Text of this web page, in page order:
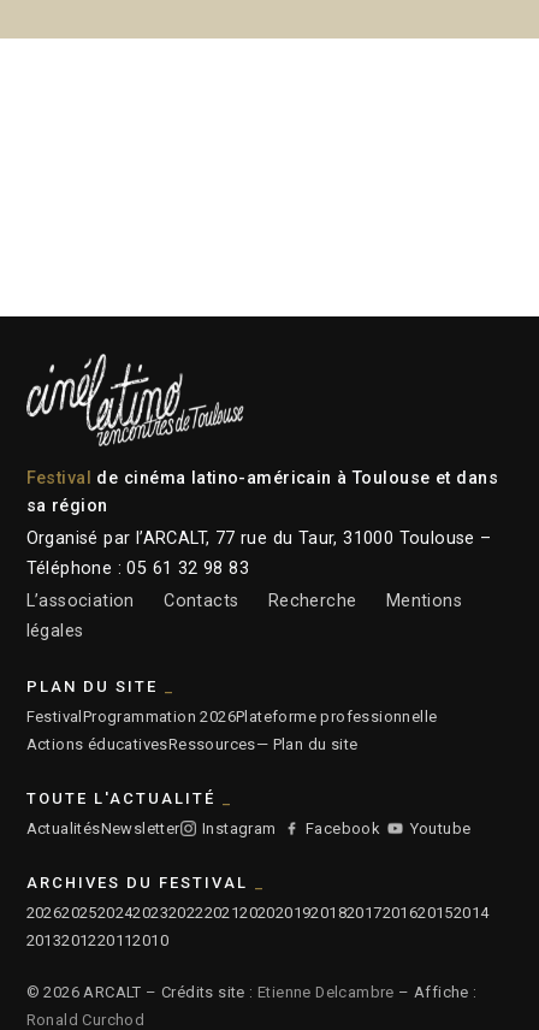
Festival
de cinéma latino-américain à Toulouse et dans
sa région
Organisé par l’ARCALT, 77 rue du Taur, 31000 Toulouse –
Téléphone : 05 61 32 98 83
L’association
Contacts Recherche
Mentions
légales
PLAN DU SITE
Festival Programmation 2026Plateforme professionnelle
Actions éducativesRessources— Plan du site
TOUTE L'ACTUALITÉ
ActualitésNewsletter Instagram Facebook Youtube
ARCHIVES DU FESTIVAL
2026202520242023202220212020201920182017201620152014
2013201220112010
© 2026 ARCALT – Crédits site : Etienne Delcambre – Affiche :
Ronald Curchod